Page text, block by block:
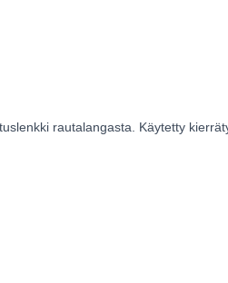
rautalangasta. Käytetty